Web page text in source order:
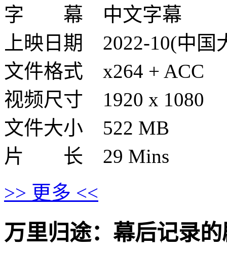
字 幕 中文字幕
上映日期 2022-10(中国
文件格式 x264 + ACC
视频尺寸 1920 x 1080
文件大小 522 MB
片 长 29 Mins
>> 更多 <<
万里归途：幕后记录的